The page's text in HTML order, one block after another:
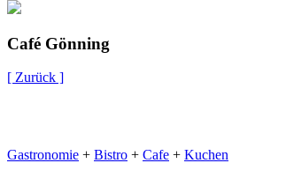
Café Gönning
[ Zurück ]
Gastronomie + Bistro + Cafe + Kuchen